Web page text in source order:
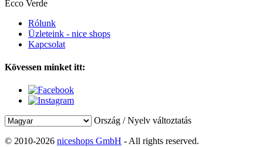
Ecco Verde
Rólunk
Üzleteink - nice shops
Kapcsolat
Kövessen minket itt:
Ország / Nyelv változtatás
© 2010-2026 niceshops GmbH - All rights reserved.